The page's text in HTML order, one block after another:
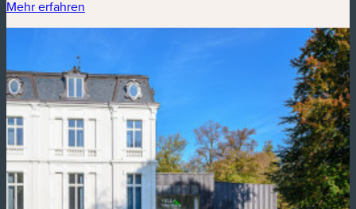
Mehr erfahren